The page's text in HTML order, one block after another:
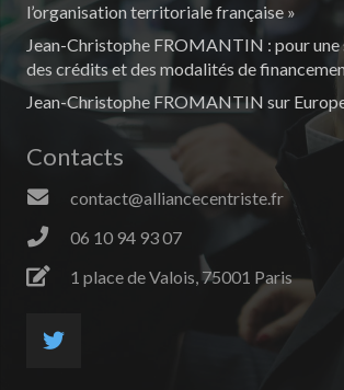
l’organisation territoriale française »
Jean-Christophe FROMANTIN : pour
des crédits et des modalités de
Jean-Christophe FROMANTIN sur
Contacts
contact@alliancecentriste.fr
06 10 94 93 07
1 place de Valois, 75001 Paris